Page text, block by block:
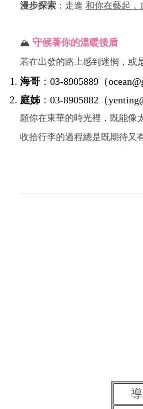
漫步探索 ：走進 和你在藝起，
🏔️ 守候著你的溫暖後盾
若在出發的路上感到迷惘，或
海哥 ：03-8905889（
庭姊 ：03-8905882（
願你在東華的時光裡，既能像
收拾行李的過程總是既期待又